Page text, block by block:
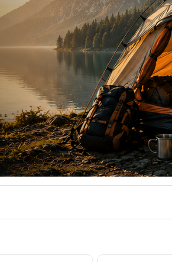
€
Συσκευή Ασφάλισης Habu
Κωδικός: FRE-13783